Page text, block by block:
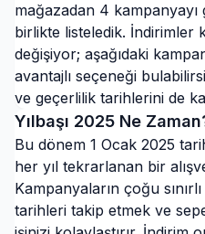
mağazadan 4
birlikte listeledik. İndirimler
değişiyor; aşağıdaki
avantajlı seçeneği
ve geçerlilik tarihlerini de
Yılbaşı 2025 Ne
Bu dönem 1 Ocak 2025
her yıl tekrarlanan bir
Kampanyaların çoğu
tarihleri takip etmek ve